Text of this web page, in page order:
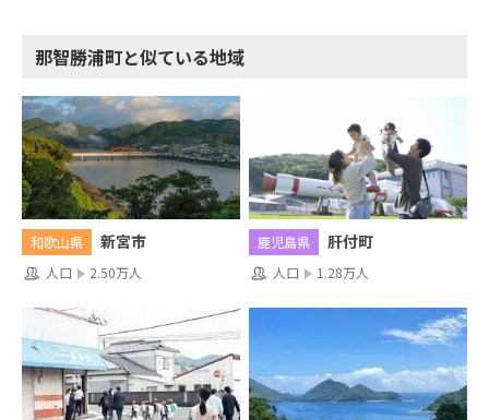
那智勝浦町と似ている地域
和歌山県 新宮市
人口 2.50万人
鹿児島県 肝付町
人口 1.28万人